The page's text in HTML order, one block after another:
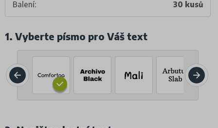
Balení: 30 kusů
1. Vyberte písmo pro Váš text